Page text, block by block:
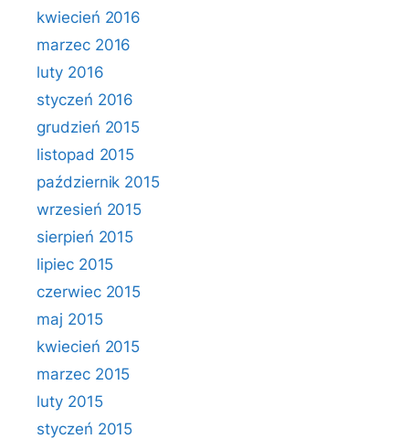
kwiecień 2016
marzec 2016
luty 2016
styczeń 2016
grudzień 2015
listopad 2015
październik 2015
wrzesień 2015
sierpień 2015
lipiec 2015
czerwiec 2015
maj 2015
kwiecień 2015
marzec 2015
luty 2015
styczeń 2015